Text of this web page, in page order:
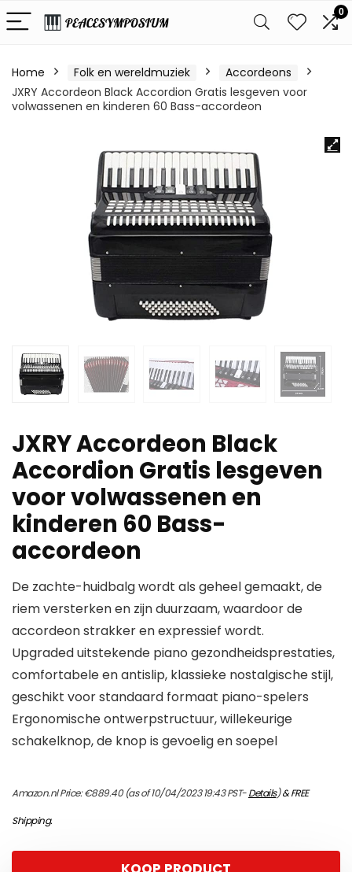
0
Home Folk en wereldmuziek
Accordeons
JXRY Accordeon Black Accordion Gratis lesgeven voor
volwassenen en kinderen 60 Bass-accordeon
JXRY Accordeon Black
Accordion Gratis lesgeven
voor volwassenen en
kinderen 60 Bass-
accordeon
De zachte-huidbalg wordt als geheel gemaakt, de
riem versterken en zijn duurzaam, waardoor de
accordeon strakker en expressief wordt.
Upgraded uitstekende piano gezondheidsprestaties,
comfortabele en antislip, klassieke nostalgische stijl,
geschikt voor standaard formaat piano-spelers
Ergonomische ontwerpstructuur, willekeurige
schakelknop, de knop is gevoelig en soepel
Amazon.nl Price:€889.40(as of 10/04/2023 19:43 PST-Details)&FREE
Shipping.